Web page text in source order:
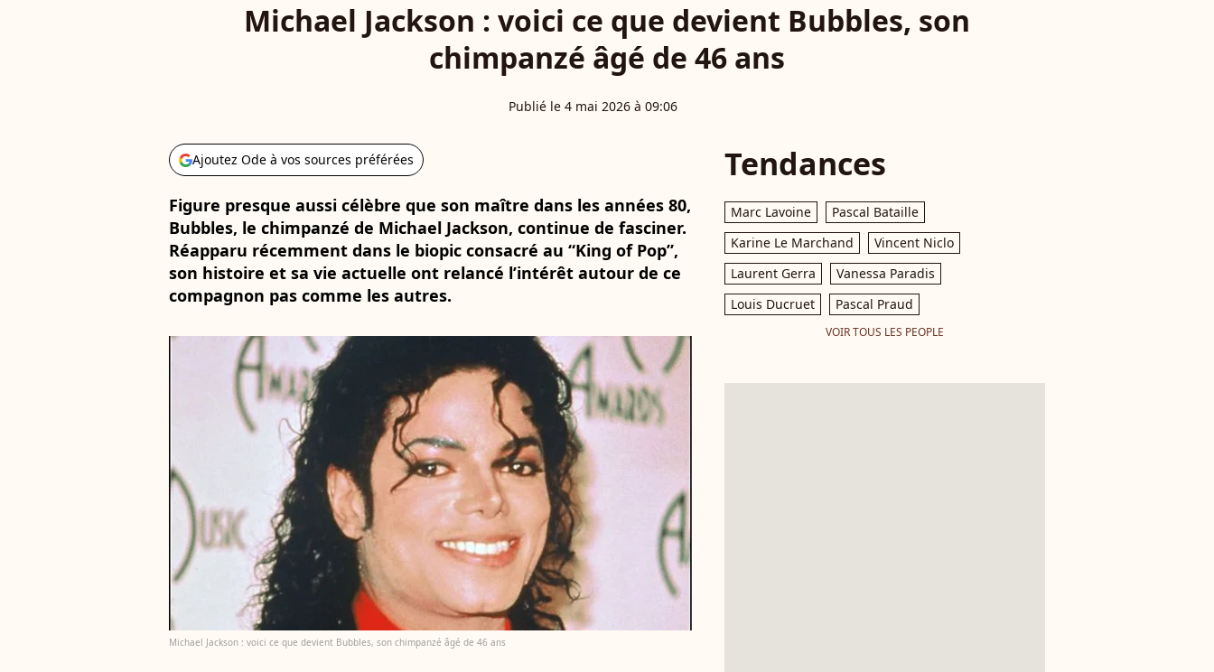
Michael Jackson : voici ce que devient Bubbles, son
chimpanzé âgé de 46 ans
Publié le 4 mai 2026 à 09:06
Ajoutez Ode à vos sources préférées
Figure presque aussi célèbre que son maître dans les années 80,
Bubbles, le chimpanzé de Michael Jackson, continue de fasciner.
Réapparu récemment dans le biopic consacré au “King of Pop”,
son histoire et sa vie actuelle ont relancé l’intérêt autour de ce
compagnon pas comme les autres.
Michael Jackson : voici ce que devient Bubbles, son chimpanzé âgé de 46 ans
Tendances
Marc Lavoine
Pascal Bataille
Karine Le Marchand
Vincent Niclo
Laurent Gerra
Vanessa Paradis
Louis Ducruet
Pascal Praud
VOIR TOUS LES PEOPLE